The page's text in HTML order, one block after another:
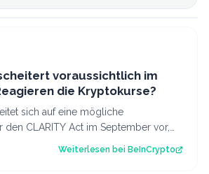
voraussichtlich im
die Kryptokurse?
sich auf eine mögliche
CLARITY Act im September vor,
Weiterlesen bei BeInCrypto